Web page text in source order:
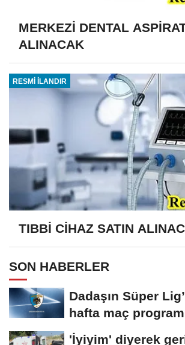
MERKEZİ DENTAL
ALINACAK
RESMİ İLANDIR
TIBBİ CİHAZ SATIN
SON HABERLER
Dadaşın Süper
hafta maç
'İyiyim' diyerek